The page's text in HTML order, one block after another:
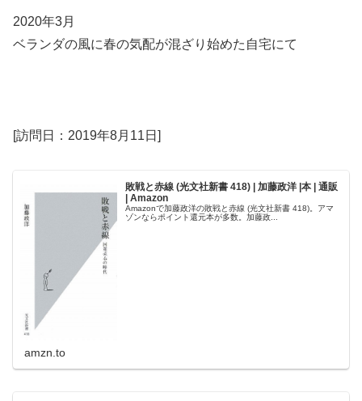
2020年3月
ベランダの風に春の気配が混ざり始めた自宅にて
[訪問日：2019年8月11日]
敗戦と赤線 (光文社新書 418) | 加藤政洋 |本 | 通販
| Amazon
Amazonで加藤政洋の敗戦と赤線 (光文社新書 418)。アマ
ゾンならポイント還元本が多数。加藤政...
amzn.to